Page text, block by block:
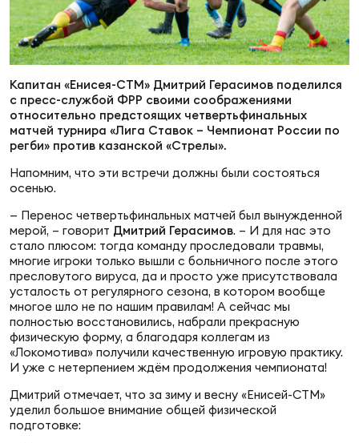
Регионы
Сборные
Антидопинг
Контакты
Капитан «Енисея-СТМ» Дмитрий Герасимов поделился
с пресс-службой ФРР своими соображениями
относительно предстоящих четвертьфинальных
матчей турнира «Лига Ставок – Чемпионат России по
регби» против казанской «Стрелы».
Напомним, что эти встречи должны были состояться
осенью.
— Перенос четвертьфинальных матчей был вынужденной
мерой, – говорит Дмитрий Герасимов. – И для нас это
стало плюсом: тогда команду проследовали травмы,
многие игроки только вышли с больничного после этого
пресловутого вируса, да и просто уже присутствовала
усталость от регулярного сезона, в котором вообще
многое шло не по нашим правилам! А сейчас мы
полностью восстановились, набрали прекрасную
физическую форму, а благодаря коллегам из
«Локомотива» получили качественную игровую практику.
И уже с нетерпением ждём продолжения чемпионата!
Дмитрий отмечает, что за зиму и весну «Енисей-СТМ»
уделил большое внимание общей физической
подготовке:
ОТПРАВИТЬ